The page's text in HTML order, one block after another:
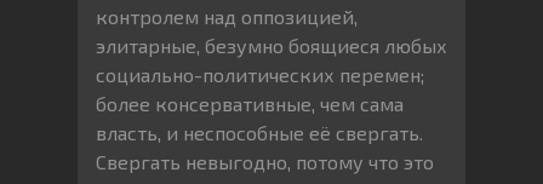
контролем над оппозицией,
элитарные, безумно боящиеся любых
социально-политических перемен;
более консервативные, чем сама
власть, и неспособные её свергать.
Свергать невыгодно, потому что это